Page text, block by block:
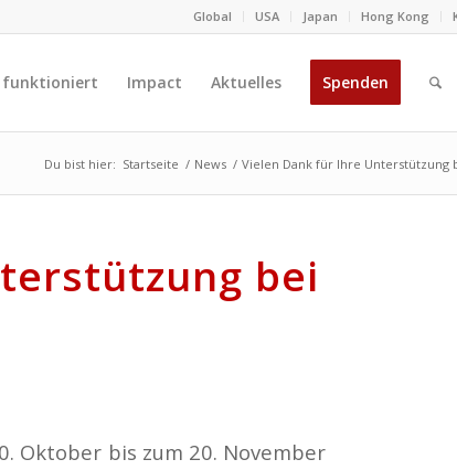
Global USA Japan Hong Kong
funktioniert Impact Aktuelles Spenden
Du bist hier: Startseite / News / Vielen Dank für Ihre Unterstützung
bei
Oktober bis zum 20. November